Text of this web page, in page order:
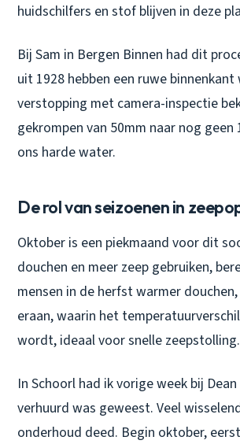
huidschilfers en stof blijven in deze
Bij Sam in Bergen Binnen had dit
uit 1928 hebben een ruwe
verstopping met camera-inspectie
gekrompen van 50mm naar nog
ons harde water.
De rol van seizoenen in
Oktober is een piekmaand voor dit
douchen en meer zeep gebruiken,
mensen in de herfst warmer
eraan, waarin het
wordt, ideaal voor snelle zeepstolling.
In Schoorl had ik vorige week bij
verhuurd was geweest. Veel
onderhoud deed. Begin oktober,